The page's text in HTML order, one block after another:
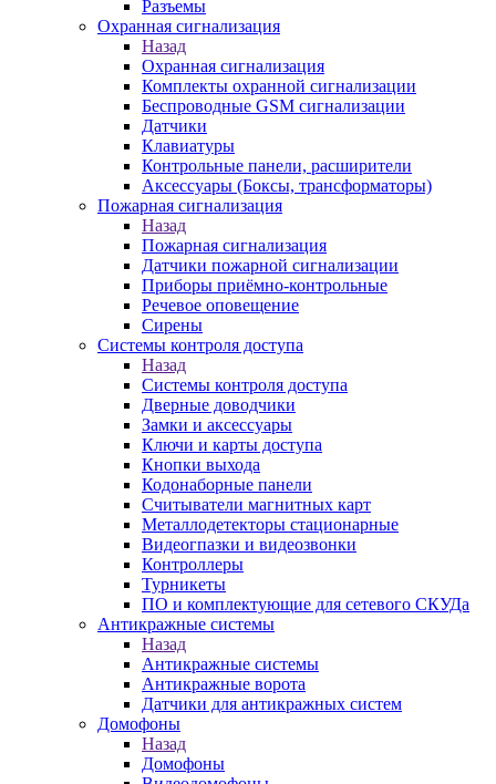
Разъемы
Охранная сигнализация
Назад
Охранная сигнализация
Комплекты охранной сигнализации
Беспроводные GSM сигнализации
Датчики
Клавиатуры
Контрольные панели, расширители
Аксессуары (Боксы, трансформаторы)
Пожарная сигнализация
Назад
Пожарная сигнализация
Датчики пожарной сигнализации
Приборы приёмно-контрольные
Речевое оповещение
Сирены
Системы контроля доступа
Назад
Системы контроля доступа
Дверные доводчики
Замки и аксессуары
Ключи и карты доступа
Кнопки выхода
Кодонаборные панели
Считыватели магнитных карт
Металлодетекторы стационарные
Видеогпазки и видеозвонки
Контроллеры
Турникеты
ПО и комплектующие для сетевого СКУДа
Антикражные системы
Назад
Антикражные системы
Антикражные ворота
Датчики для антикражных систем
Домофоны
Назад
Домофоны